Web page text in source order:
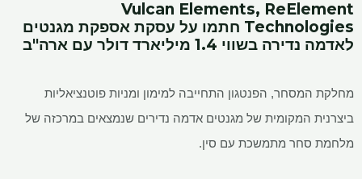
Vulcan Elements, ReElement
Technologies חתמו על עסקת אספקת מגנטים
לאדמה נדירה בשווי 1.4 מיליארד דולר עם ארה"ב
מחלקת המסחר, הפנטגון התחייבה למימון ומניות פוטנציאליות
ביצרנית המקומית של מגנטים אדמה נדירים שנמצאים במרכזה של
מלחמת סחר מתמשכת עם סין.